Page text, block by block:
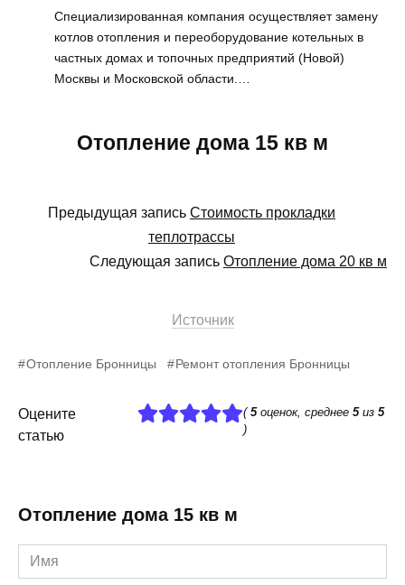
Специализированная компания осуществляет замену
котлов отопления и переоборудование котельных в
частных домах и топочных предприятий (Новой)
Москвы и Московской области.…
Отопление дома 15 кв м
Предыдущая запись Стоимость прокладки
теплотрассы
Следующая запись Отопление дома 20 кв м
Источник
Отопление Бронницы Ремонт отопления Бронницы
Оцените
статью
(5оценок, среднее 5из 5
)
Отопление дома 15 кв м
Имя
*